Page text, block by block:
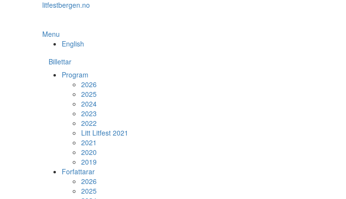
litfestbergen.no
Menu
English
Billettar
Program
2026
2025
2024
2023
2022
Litt Litfest 2021
2021
2020
2019
Forfattarar
2026
2025